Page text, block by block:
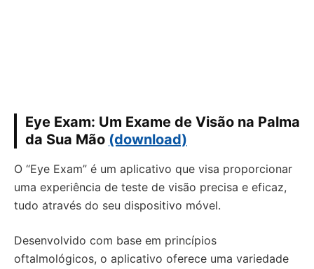
Eye Exam: Um Exame de Visão na Palma
da Sua Mão (download)
O “Eye Exam” é um aplicativo que visa proporcionar
uma experiência de teste de visão precisa e eficaz,
tudo através do seu dispositivo móvel.
Desenvolvido com base em princípios
oftalmológicos, o aplicativo oferece uma variedade